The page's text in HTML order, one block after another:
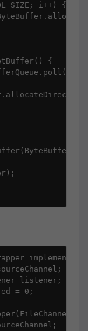
i++) {
{
implements
listener;
= 0;